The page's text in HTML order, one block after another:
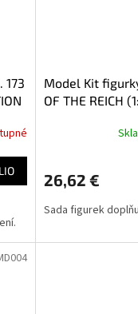
173
Model Kit
OF THE REICH
26,62 €
Sada figurek